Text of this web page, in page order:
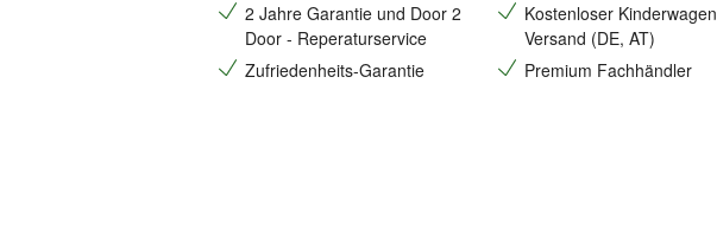
2 Jahre Garantie und Door 2
Door - Reperaturservice
Kostenloser Kinderwagen
Versand (DE, AT)
Zufriedenheits-Garantie
Premium Fachhändler